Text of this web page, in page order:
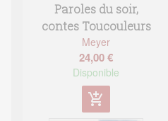
Paroles du soir,
contes Toucouleurs
Meyer
24,00 €
Disponible
add_shopping_cart